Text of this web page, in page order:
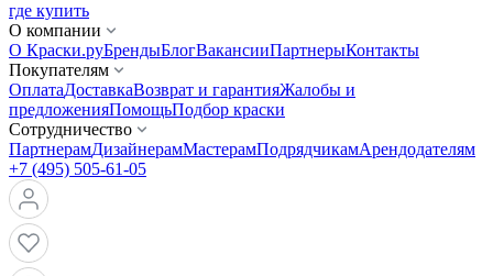
где купить
О компании
О Краски.руБрендыБлогВакансииПартнерыКонтакты
Покупателям
ОплатаДоставкаВозврат и гарантияЖалобы и
предложенияПомощьПодбор краски
Сотрудничество
ПартнерамДизайнерамМастерамПодрядчикамАрендодателям
+7 (495) 505-61-05